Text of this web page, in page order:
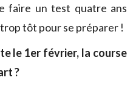
faire un test quatre ans
trop tôt pour se préparer !
le 1er février, la course
?